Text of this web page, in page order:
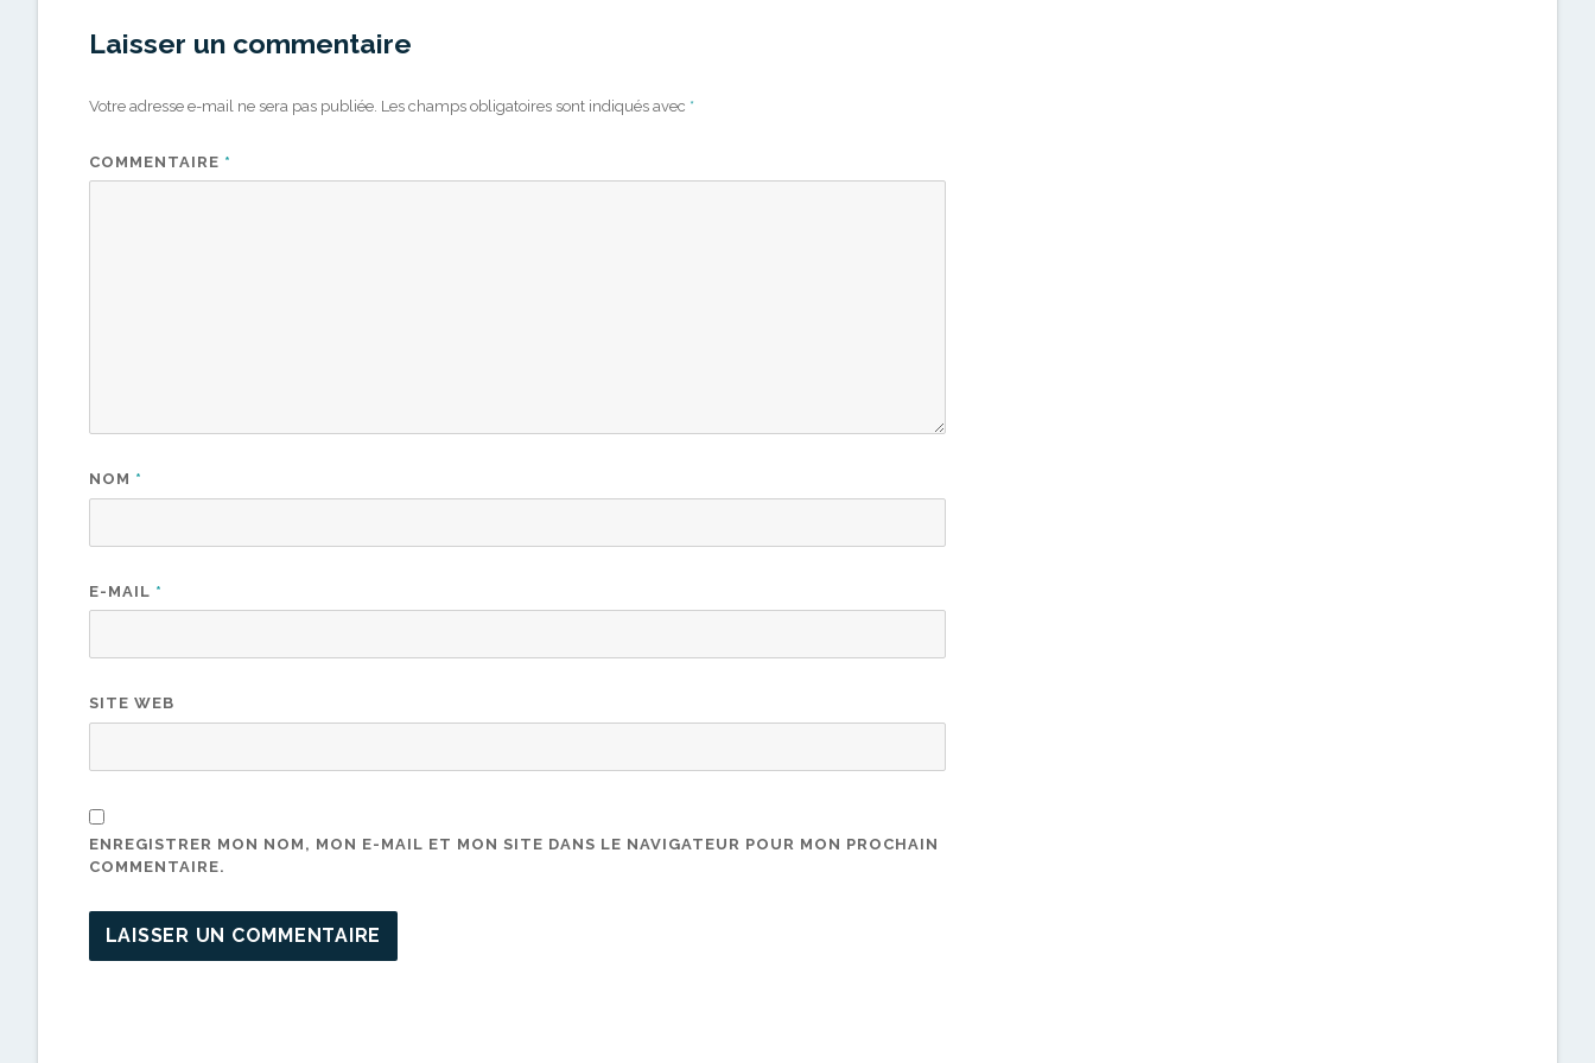
Laisser un commentaire
Votre adresse e-mail ne sera pas publiée. Les champs obligatoires sont indiqués avec *
COMMENTAIRE *
NOM *
E-MAIL *
SITE WEB
ENREGISTRER MON NOM, MON E-MAIL ET MON SITE DANS LE NAVIGATEUR POUR MON PROCHAIN
COMMENTAIRE.